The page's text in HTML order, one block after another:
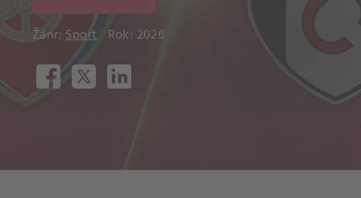
Žánr:Sport Rok: 2026